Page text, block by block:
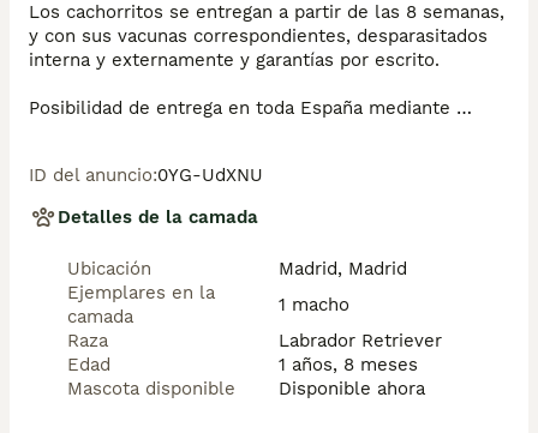
Los cachorritos se entregan a partir de las 8 semanas,
y con sus vacunas correspondientes, desparasitados
interna y externamente y garantías por escrito.
Posibilidad de entrega en toda España mediante
Agréganos al whatsapp o llámanos, y encantados
atenderemos todas tus dudas y consultas. Teléfono /
Precios a partir de 500€
ID del anuncio:0YG-UdXNU
Detalles de la camada
Ubicación
Madrid, Madrid
Ejemplares en la
camada
1 macho
Raza
Labrador Retriever
Edad
1 años, 8 meses
Mascota disponible
Disponible ahora